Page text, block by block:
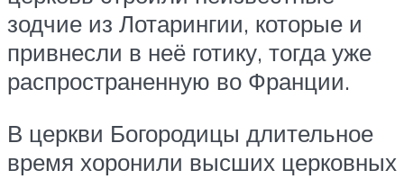
зодчие из Лотарингии, которые и
привнесли в неё готику, тогда уже
распространенную во Франции.
В церкви Богородицы длительное
время хоронили высших церковных